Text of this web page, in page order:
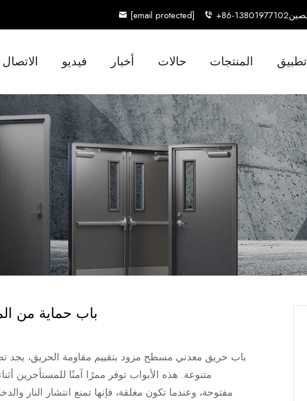
+86-13801977102
[email protected]
تطبيق المنتجات حالات أخبار فيديو الاتصال
باب حماية من
باب حريق معدني مسطح مزود بتقييم مقاومة الحريق، يجد
متنوعة. هذه الأبواب توفر ممرًا آمنًا للمستأجرين
مفتوحة، وعندما تكون مغلقة، فإنها تمنع انتشار النار